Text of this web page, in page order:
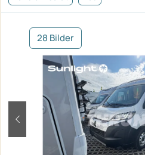
28 Bilder
zurück